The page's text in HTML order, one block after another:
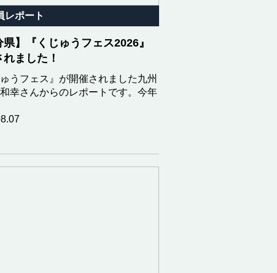
レポート
県】『くじゅうフェス2026』
れました！
ゅうフェス』が開催されました九州
幸さんからのレポートです。今年